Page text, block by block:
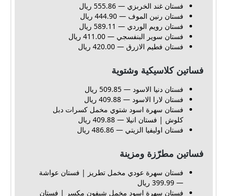
فستان غند الخربزي — 555.86 ريال
فستان رنين الموف — 444.90 ريال
فستان رويم الوردي — 589.11 ريال
فستان سوير البنفسجي — 411.00 ريال
فستان فطيم الازرق — 420.00 ريال
فساتين كلاسيكية وشتوية
فستان دنيا الاسود — 509.85 ريال
فستان لارا الاسود — 409.88 ريال
فستان سهرة اسود شتوي مخمل كسرات دبل
كلوش | فستان انيلا — 409.88 ريال
فستان اوليفيا الزيتي — 486.86 ريال
فساتين مطرّزة ومزينة
فستان سهرة عودي مخمل تطريز | فستان عواشة
— 399.99 ريال
فستان سهرة اسود مخمل شيفون مكسر | فستان